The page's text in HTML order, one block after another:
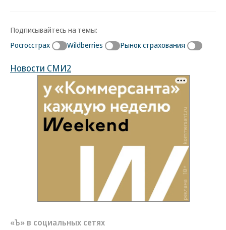
Подписывайтесь на темы:
Росгосстрах
Wildberries Рынок страхования
Новости СМИ2
«Ъ» в социальных сетях